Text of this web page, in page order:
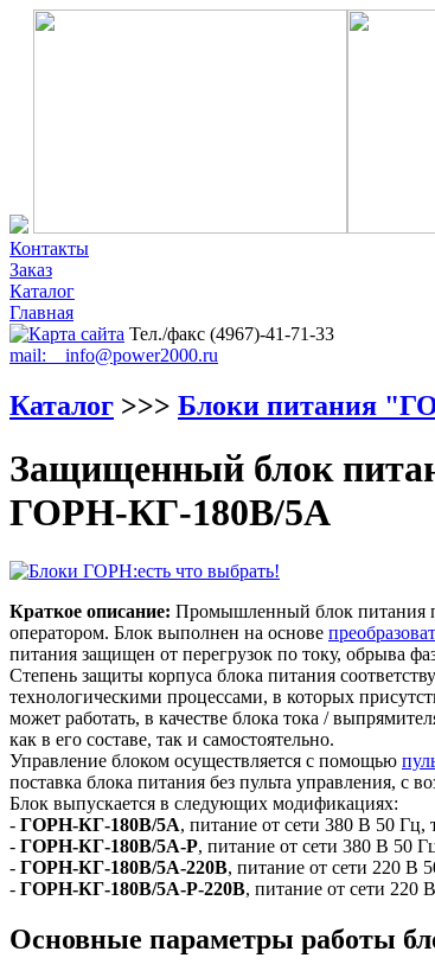
Контакты
Заказ
Каталог
Главная
Тел./факс (4967)-41-71-33
mail: info@power2000.ru
Каталог >>> Блоки питания
Защищенный блок
ГОРН-КГ-180В/5А
Краткое описание: Промышленный блок питания
оператором. Блок выполнен на основе
питания защищен от перегрузок по току, обрыва
Степень защиты корпуса блока питания
технологическими процессами, в которых
может работать, в качестве блока тока /
как в его составе, так и самостоятельно.
Управление блоком осуществляется с помощью
поставка блока питания без пульта управления,
Блок выпускается в следующих модификациях:
- ГОРН-КГ-180В/5А, питание от сети 380 В 50 Гц,
- ГОРН-КГ-180В/5А-Р, питание от сети 380 В 50
- ГОРН-КГ-180В/5А-220В, питание от сети 220 В
- ГОРН-КГ-180В/5А-Р-220В, питание от сети 220
Основные параметры работы